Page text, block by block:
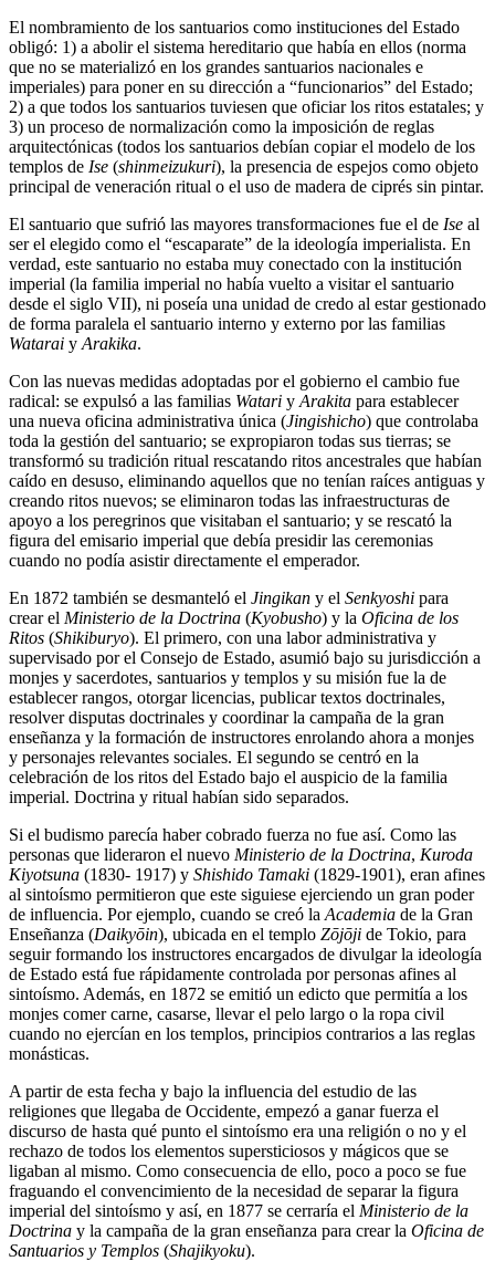
El nombramiento de los santuarios como instituciones del Estado
obligó: 1) a abolir el sistema hereditario que había en ellos (norma
que no se materializó en los grandes santuarios nacionales e
imperiales) para poner en su dirección a “funcionarios” del Estado;
2) a que todos los santuarios tuviesen que oficiar los ritos estatales; y
3) un proceso de normalización como la imposición de reglas
arquitectónicas (todos los santuarios debían copiar el modelo de los
templos de Ise (shinmeizukuri), la presencia de espejos como objeto
principal de veneración ritual o el uso de madera de ciprés sin pintar.
El santuario que sufrió las mayores transformaciones fue el de Ise al
ser el elegido como el “escaparate” de la ideología imperialista. En
verdad, este santuario no estaba muy conectado con la institución
imperial (la familia imperial no había vuelto a visitar el santuario
desde el siglo VII), ni poseía una unidad de credo al estar gestionado
de forma paralela el santuario interno y externo por las familias
Watarai y Arakika.
Con las nuevas medidas adoptadas por el gobierno el cambio fue
radical: se expulsó a las familias Watari y Arakita para establecer
una nueva oficina administrativa única (Jingishicho) que controlaba
toda la gestión del santuario; se expropiaron todas sus tierras; se
transformó su tradición ritual rescatando ritos ancestrales que habían
caído en desuso, eliminando aquellos que no tenían raíces antiguas y
creando ritos nuevos; se eliminaron todas las infraestructuras de
apoyo a los peregrinos que visitaban el santuario; y se rescató la
figura del emisario imperial que debía presidir las ceremonias
cuando no podía asistir directamente el emperador.
En 1872 también se desmanteló el Jingikan y el Senkyoshi para
crear el Ministerio de la Doctrina (Kyobusho) y la Oficina de los
Ritos (Shikiburyo). El primero, con una labor administrativa y
supervisado por el Consejo de Estado, asumió bajo su jurisdicción a
monjes y sacerdotes, santuarios y templos y su misión fue la de
establecer rangos, otorgar licencias, publicar textos doctrinales,
resolver disputas doctrinales y coordinar la campaña de la gran
enseñanza y la formación de instructores enrolando ahora a monjes
y personajes relevantes sociales. El segundo se centró en la
celebración de los ritos del Estado bajo el auspicio de la familia
imperial. Doctrina y ritual habían sido separados.
Si el budismo parecía haber cobrado fuerza no fue así. Como las
personas que lideraron el nuevo Ministerio de la Doctrina, Kuroda
Kiyotsuna (1830- 1917) y Shishido Tamaki (1829-1901), eran afines
al sintoísmo permitieron que este siguiese ejerciendo un gran poder
de influencia. Por ejemplo, cuando se creó la Academia de la Gran
Enseñanza (Daikyōin), ubicada en el templo Zōjōji de Tokio, para
seguir formando los instructores encargados de divulgar la ideología
de Estado está fue rápidamente controlada por personas afines al
sintoísmo. Además, en 1872 se emitió un edicto que permitía a los
monjes comer carne, casarse, llevar el pelo largo o la ropa civil
cuando no ejercían en los templos, principios contrarios a las reglas
monásticas.
A partir de esta fecha y bajo la influencia del estudio de las
religiones que llegaba de Occidente, empezó a ganar fuerza el
discurso de hasta qué punto el sintoísmo era una religión o no y el
rechazo de todos los elementos supersticiosos y mágicos que se
ligaban al mismo. Como consecuencia de ello, poco a poco se fue
fraguando el convencimiento de la necesidad de separar la figura
imperial del sintoísmo y así, en 1877 se cerraría el Ministerio de la
Doctrina y la campaña de la gran enseñanza para crear la Oficina de
Santuarios y Templos (Shajikyoku).